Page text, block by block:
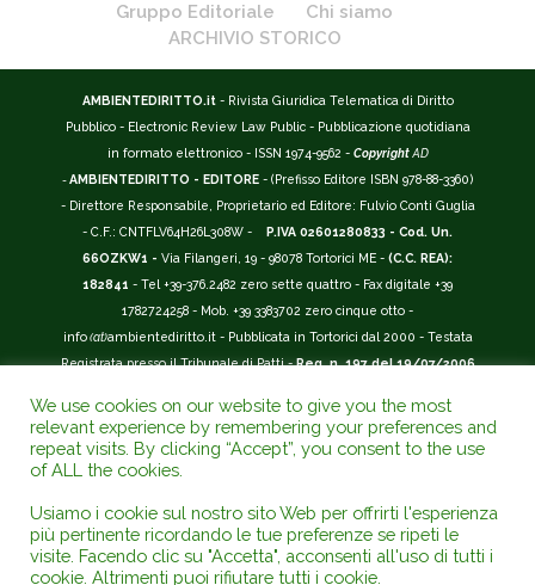
Gruppo Editoriale
Chi siamo
ARCHIVIO STORICO
AMBIENTEDIRITTO.it - Rivista Giuridica Telematica di Diritto
Pubblico - Electronic Review Law Public - Pubblicazione quotidiana
in formato elettronico - ISSN 1974-9562 - Copyright AD
-AMBIENTEDIRITTO - EDITORE - (Prefisso Editore ISBN 978-88-3360)
- Direttore Responsabile, Proprietario ed Editore: Fulvio Conti Guglia
- C.F.: CNTFLV64H26L308W -
P.IVA 02601280833 - Cod. Un.
66OZKW1 - Via Filangeri, 19 - 98078 Tortorici ME - (C.C. REA):
182841 - Tel +39-376.2482 zero sette quattro - Fax digitale +39
1782724258 - Mob. +39 3383702 zero cinque otto -
info(at)ambientediritto.it - Pubblicata in Tortorici dal 2000 - Testata
Registrata presso il Tribunale di Patti -Reg. n. 197 del 19/07/2006
__________
La Rivista Giuridica AMBIENTEDIRITTO.IT ISSN 1974-9562
riconosciuta ed inserita nell'Area 12 - (
Universitario e della Ricerca (D.P.R. n.76/2010). Valutazione della Qualità della
Ricerca (
); Autovalutazione, Valutazione periodica, Accreditamento ( AVA
);
Abilitazione Scientifica Nazionale (ASN ). Repertorio del Foro Italiano Abbr.
We use cookies on our website to give you the most
relevant experience by remembering your preferences and
repeat visits. By clicking “Accept”, you consent to the use
of ALL the cookies.
Usiamo i cookie sul nostro sito Web per offrirti l'esperienza
più pertinente ricordando le tue preferenze se ripeti le
visite. Facendo clic su "Accetta", acconsenti all'uso di tutti i
cookie. Altrimenti puoi rifiutare tutti i cookie.